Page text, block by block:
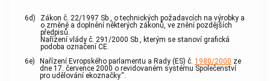
6d)
Zákon č. 22/1997 Sb., o technických požadavcích na výrobky a
o změně a doplnění některých zákonů, ve znění pozdějších
předpisů.
Nařízení vlády č. 291/2000 Sb., kterým se stanoví grafická
podoba označení CE.
6e)
Nařízení Evropského parlamentu a Rady (ES) č. 1980/2000 ze
dne 17. července 2000 o revidovaném systému Společenství
pro udělování ekoznačky.“.